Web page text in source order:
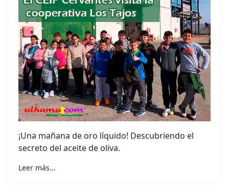
¡Una mañana de oro líquido! Descubriendo el
secreto del aceite de oliva.
Leer más…